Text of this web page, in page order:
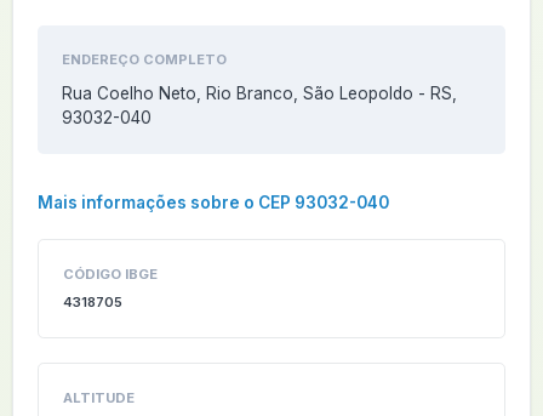
ENDEREÇO COMPLETO
Rua Coelho Neto, Rio Branco, São Leopoldo - RS,
93032-040
Mais informações sobre o CEP 93032-040
CÓDIGO IBGE
4318705
ALTITUDE